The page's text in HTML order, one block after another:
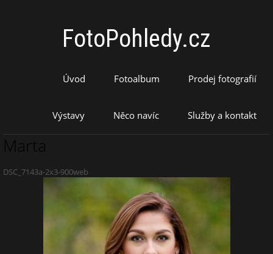
FotoPohledy.cz
Úvod Fotoalbum Prodej fotografií
Výstavy Něco navíc Služby a kontakt
Marta
DSC_7143a-2x3-900web